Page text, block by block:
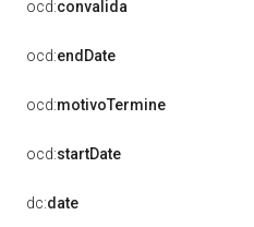
ocd:convalida
ocd:endDate
ocd:motivoTermine
ocd:startDate
dc:date